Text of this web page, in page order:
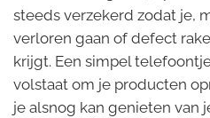
steeds verzekerd zodat je,
verloren gaan of defect
krijgt. Een simpel
volstaat om je producten
je alsnog kan genieten van